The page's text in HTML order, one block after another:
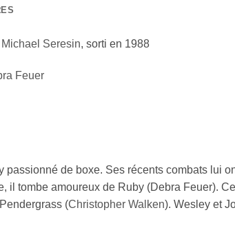
Michael Seresin, sorti en 1988
Feuer
de boxe. Ses récents combats lui
il tombe amoureux de Ruby (Debra Feuer).
(Christopher Walken). Wesley et